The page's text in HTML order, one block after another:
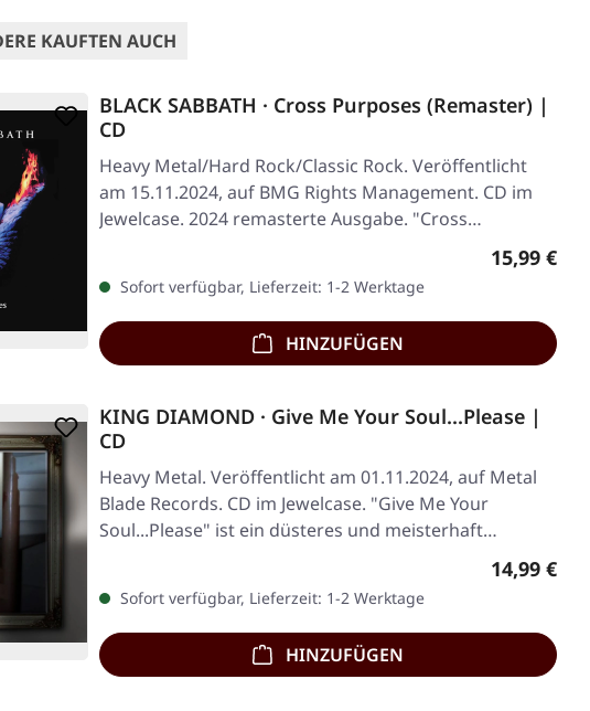
KAUFTEN AUCH
BLACK SABBATH · Cross Purposes (Remaster) |
CD
Heavy Metal/Hard Rock/Classic Rock. Veröffentlicht
am 15.11.2024, auf BMG Rights Management. CD im
Jewelcase. 2024 remasterte Ausgabe. "Cross…
Regulärer
15,99 €
Sofort verfügbar, Lieferzeit: 1-2 Werktage
HINZUFÜGEN
KING DIAMOND · Give Me Your Soul...Please |
CD
Heavy Metal. Veröffentlicht am 01.11.2024, auf Metal
Blade Records. CD im Jewelcase. "Give Me Your
Soul...Please" ist ein düsteres und meisterhaft…
Regulärer
14,99 €
Sofort verfügbar, Lieferzeit: 1-2 Werktage
HINZUFÜGEN